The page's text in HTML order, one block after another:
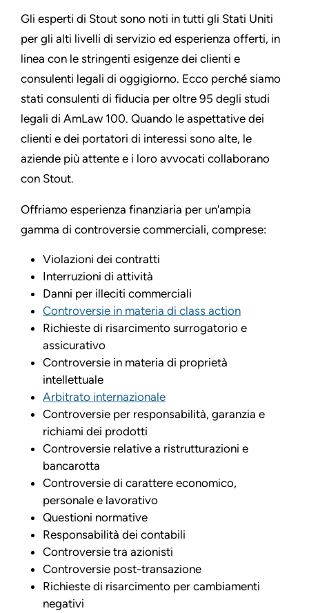
Gli esperti di Stout sono noti in tutti gli Stati Uniti
per gli alti livelli di servizio ed esperienza offerti, in
linea con le stringenti esigenze dei clienti e
consulenti legali di oggigiorno. Ecco perché siamo
stati consulenti di fiducia per oltre 95 degli studi
legali di AmLaw 100. Quando le aspettative dei
clienti e dei portatori di interessi sono alte, le
aziende più attente e i loro avvocati collaborano
con Stout.
Offriamo esperienza finanziaria per un'ampia
gamma di controversie commerciali, comprese:
Violazioni dei contratti
Interruzioni di attività
Danni per illeciti commerciali
Controversie in materia di class action
Richieste di risarcimento surrogatorio e
assicurativo
Controversie in materia di proprietà
intellettuale
Arbitrato internazionale
Controversie per responsabilità, garanzia e
richiami dei prodotti
Controversie relative a ristrutturazioni e
bancarotta
Controversie di carattere economico,
personale e lavorativo
Questioni normative
Responsabilità dei contabili
Controversie tra azionisti
Controversie post-transazione
Richieste di risarcimento per cambiamenti
negativi